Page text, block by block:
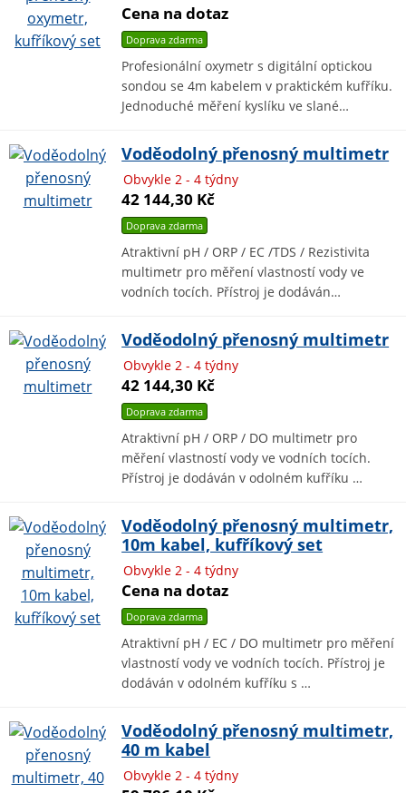
Cena na dotaz
Doprava zdarma
Profesionální oxymetr s digitální optickou
sondou se 4m kabelem v praktickém kufříku.
Jednoduché měření kyslíku ve slané…
Voděodolný přenosný multimetr
Obvykle 2 - 4 týdny
42 144,30 Kč
Doprava zdarma
Atraktivní pH / ORP / EC /TDS / Rezistivita
multimetr pro měření vlastností vody ve
vodních tocích. Přístroj je dodáván…
Voděodolný přenosný multimetr
Obvykle 2 - 4 týdny
42 144,30 Kč
Doprava zdarma
Atraktivní pH / ORP / DO multimetr pro
měření vlastností vody ve vodních tocích.
Přístroj je dodáván v odolném kufříku …
Voděodolný přenosný multimetr,
10m kabel, kufříkový set
Obvykle 2 - 4 týdny
Cena na dotaz
Doprava zdarma
Atraktivní pH / EC / DO multimetr pro měření
vlastností vody ve vodních tocích. Přístroj je
dodáván v odolném kufříku s …
Voděodolný přenosný multimetr,
40 m kabel
Obvykle 2 - 4 týdny